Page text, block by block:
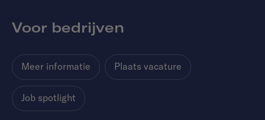
Voor bedrijven
Meer informatie Plaats vacature
Job spotlight